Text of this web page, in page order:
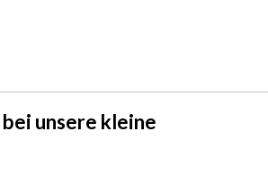
unsere kleine